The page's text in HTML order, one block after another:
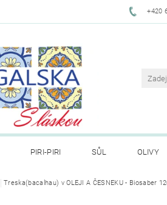
+420
PIRI-PIRI SŮL OLIVY
PRODÁVANÉ ZNAČKY O NÁS
Treska(bacalhau) v OLEJI A ČESNEKU - Biosaber